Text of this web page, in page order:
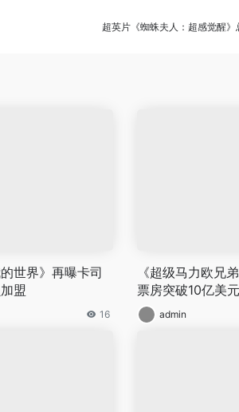
超英片《蜘蛛夫人：超感觉醒
世界》再曝卡司
盟
16
《超级马力欧兄
票房突破10亿美元
admin